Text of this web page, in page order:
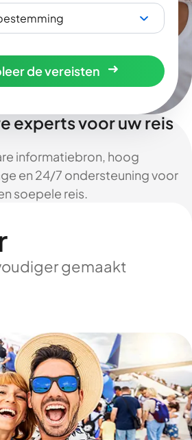
de vereisten
experts voor uw reis
informatiebron, hoog
en 24/7 ondersteuning voor
soepele reis.
gemaakt